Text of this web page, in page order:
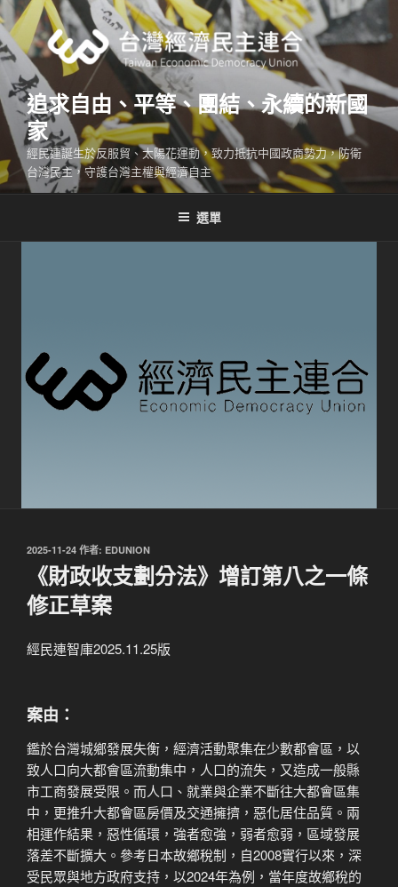
跳
至
主
內
容
追求自由、平等、團結、永續的新國
家
經民連誕生於反服貿、太陽花運動，致力抵抗中國政商勢力，防衛
台灣民主，守護台灣主權與經濟自主
選單
發
2025-11-24 作者: EDUNION
《財政收支劃分法》增訂第八之一條
修正草案
經民連智庫2025.11.25版
案由：
鑑於台灣城鄉發展失衡，經濟活動聚集在少數都會區，以
致人口向大都會區流動集中，人口的流失，又造成一般縣
市工商發展受限。而人口、就業與企業不斷往大都會區集
中，更推升大都會區房價及交通擁擠，惡化居住品質。兩
相運作結果，惡性循環，強者愈強，弱者愈弱，區域發展
落差不斷擴大。參考日本故鄉稅制，自2008實行以來，深
受民眾與地方政府支持，以2024年為例，當年度故鄉稅的